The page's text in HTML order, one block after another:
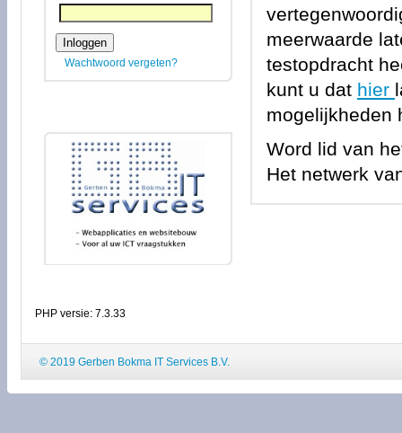
Wachtwoord vergeten?
meerwaarde
testopdracht
kunt u dat hier
mogelijkheden
Word lid van
Het netwerk
PHP versie: 7.3.33
© 2019 Gerben Bokma IT Services B.V.